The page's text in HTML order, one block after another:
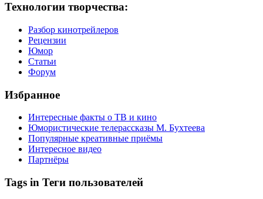
Технологии творчества:
Разбор кинотрейлеров
Рецензии
Юмор
Статьи
Форум
Избранное
Интересные факты о ТВ и кино
Юмористические телерассказы М. Бухтеева
Популярные креативные приёмы
Интересное видео
Партнёры
Tags in Теги пользователей